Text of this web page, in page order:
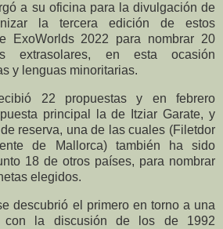
a su oficina para la divulgación de
la tercera edición de estos
ExoWorlds 2022 para nombrar 20
extrasolares, en esta ocasión
y lenguas minoritarias.
22 propuestas y en febrero
principal la de Itziar Garate, y
reserva, una de las cuales (Filetdor
de Mallorca) también ha sido
18 de otros países, para nombrar
elegidos.
descubrió el primero en torno a una
con la discusión de los de 1992